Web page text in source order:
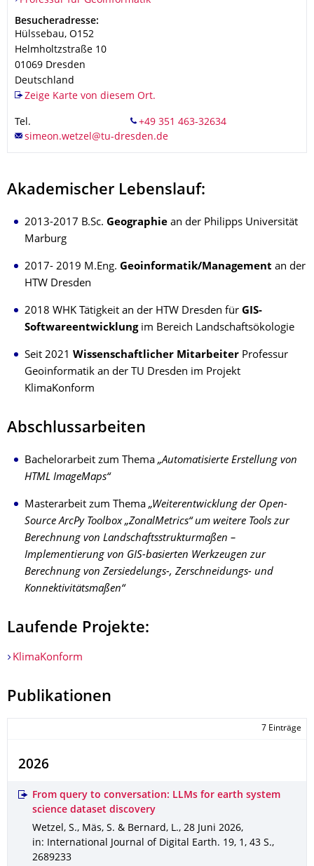
Adresse
Besucheradresse:
Hülssebau, O152
Helmholtzstraße 10
01069 Dresden
Deutschland
Zeige Karte von diesem Ort.
Tel.
Akademischer Lebenslauf:
2013-2017 B.Sc. Geographie an der Philipps Universität
Marburg
2017- 2019 M.Eng. Geoinformatik/Management an der
HTW Dresden
2018 WHK Tätigkeit an der HTW Dresden für GIS-
Softwareentwicklungim Bereich Landschaftsökologie
Seit 2021 Wissenschaftlicher Mitarbeiter Professur
Geoinformatik an der TU Dresden im Projekt
KlimaKonform
Abschlussarbeiten
Bachelorarbeit zum Thema„Automatisierte Erstellung von
HTML ImageMaps“
Masterarbeit zum Thema„Weiterentwicklung der Open-
Source ArcPy Toolbox „ZonalMetrics“ um weitere Tools zur
Berechnung von Landschaftsstrukturmaßen –
Implementierung von GIS-basierten Werkzeugen zur
Berechnung von Zersiedelungs-, Zerschneidungs- und
Konnektivitätsmaßen“
Laufende Projekte:
KlimaKonform
Publikationen
7 Einträge
2026
From query to conversation: LLMs for earth system
science dataset discovery
Wetzel, S., Mäs, S. & Bernard, L., 28 Juni 2026,
in: International Journal of Digital Earth. 19, 1 , 43 S.,
2689233